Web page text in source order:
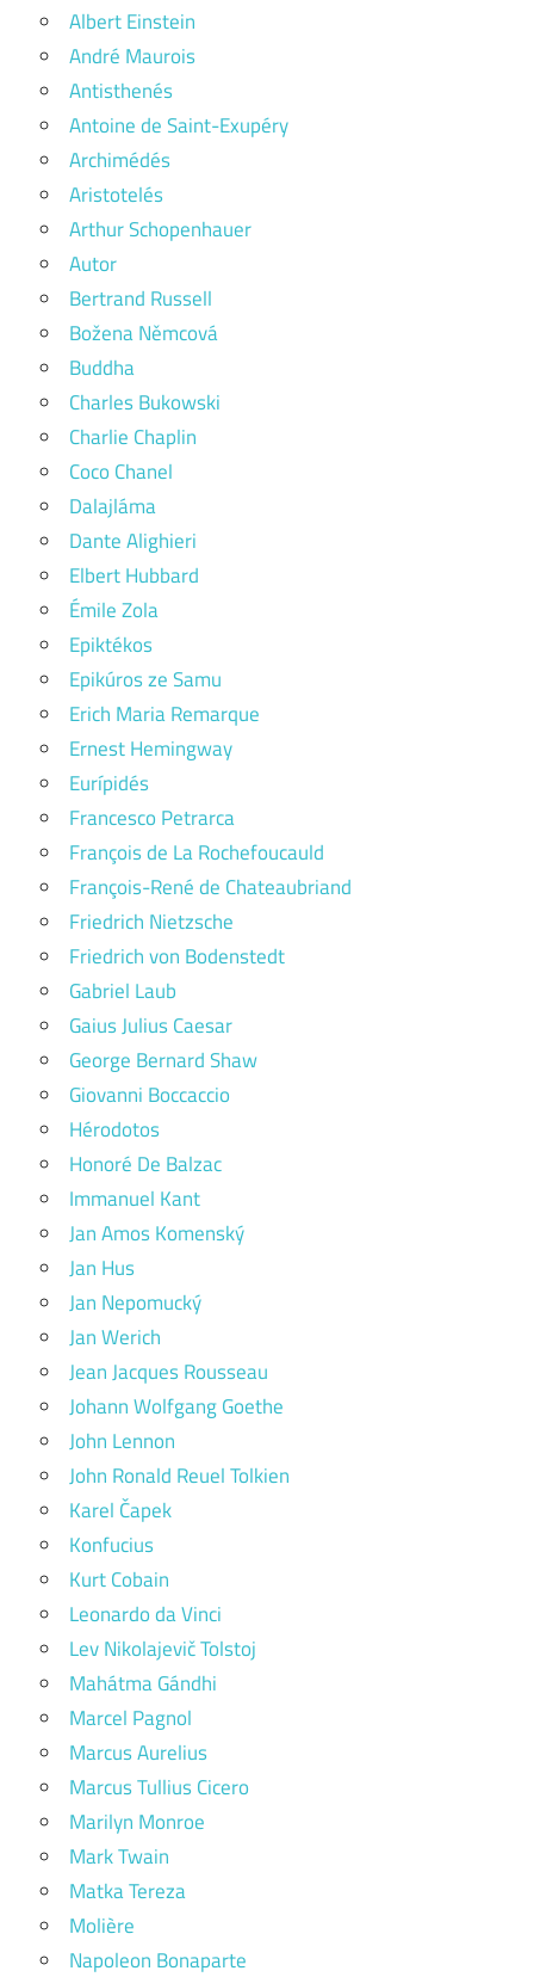
Albert Einstein
André Maurois
Antisthenés
Antoine de Saint-Exupéry
Archimédés
Aristotelés
Arthur Schopenhauer
Autor
Bertrand Russell
Božena Němcová
Buddha
Charles Bukowski
Charlie Chaplin
Coco Chanel
Dalajláma
Dante Alighieri
Elbert Hubbard
Émile Zola
Epiktékos
Epikúros ze Samu
Erich Maria Remarque
Ernest Hemingway
Eurípidés
Francesco Petrarca
François de La Rochefoucauld
François-René de Chateaubriand
Friedrich Nietzsche
Friedrich von Bodenstedt
Gabriel Laub
Gaius Julius Caesar
George Bernard Shaw
Giovanni Boccaccio
Hérodotos
Honoré De Balzac
Immanuel Kant
Jan Amos Komenský
Jan Hus
Jan Nepomucký
Jan Werich
Jean Jacques Rousseau
Johann Wolfgang Goethe
John Lennon
John Ronald Reuel Tolkien
Karel Čapek
Konfucius
Kurt Cobain
Leonardo da Vinci
Lev Nikolajevič Tolstoj
Mahátma Gándhi
Marcel Pagnol
Marcus Aurelius
Marcus Tullius Cicero
Marilyn Monroe
Mark Twain
Matka Tereza
Molière
Napoleon Bonaparte